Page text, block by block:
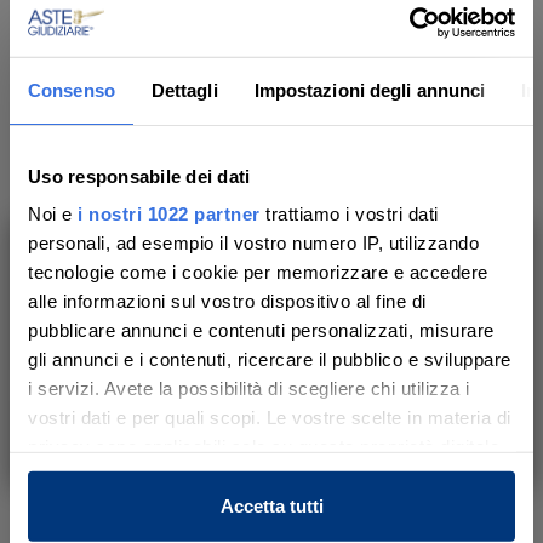
Consenso Dettagli Impostazioni degli annunci
Uso responsabile dei dati
Noi e i nostri 1022 partner trattiamo i vostri dati
personali, ad esempio il vostro numero IP, utilizzando
tecnologie come i cookie per memorizzare e accedere
alle informazioni sul vostro dispositivo al fine di
pubblicare annunci e contenuti personalizzati, misurare
gli annunci e i contenuti, ricercare il pubblico e sviluppare
i servizi. Avete la possibilità di scegliere chi utilizza i
vostri dati e per quali scopi. Le vostre scelte in materia di
in cui avete effettuato le vostre scelte. È possibile
modificare o revocare il proprio consenso in qualsiasi
momento dalla Dichiarazione sui cookie o facendo clic
Accetta tutti
quattro comodini e due specchi.
-,Santa Maria Capua Vetere (CE)
-
Luogo di ritiro del bene
- Santa Maria Capua Vetere (Caserta)
Luogo di visione del bene
-
Dati della vendita
Ti aiutiamo a trovare, comprendere e
partecipare all’asta in sicurezza.
Con noi, passo dopo passo.
Scopri il servizio